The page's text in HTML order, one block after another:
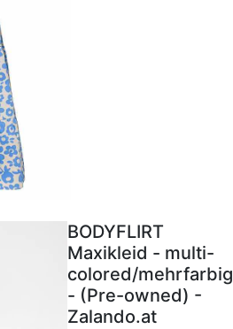
BODYFLIRT
Maxikleid - multi-
colored/mehrfarbig
- (Pre-owned) -
Zalando.at